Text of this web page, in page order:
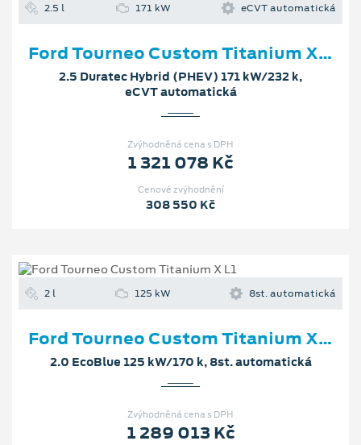
2.5 l 171 kW eCVT automatická
Ford Tourneo Custom Titanium X L2
2.5 Duratec Hybrid (PHEV) 171 kW/232 k,
eCVT automatická
Zvýhodněná cena s DPH
1 321 078 Kč
Cenové zvýhodnění
308 550 Kč
2 l 125 kW 8st. automatická
Ford Tourneo Custom Titanium X L1
2.0 EcoBlue 125 kW/170 k, 8st. automatická
Zvýhodněná cena s DPH
1 289 013 Kč